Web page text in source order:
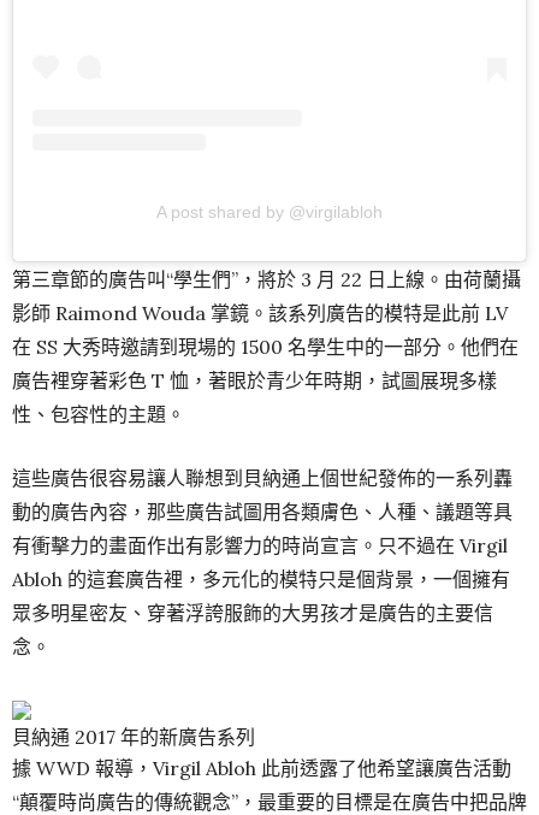
A post shared by @virgilabloh
第三章節的廣告叫“學生們”，將於 3 月 22 日上線。由荷蘭攝
影師 Raimond Wouda 掌鏡。該系列廣告的模特是此前 LV
在 SS 大秀時邀請到現場的 1500 名學生中的一部分。他們在
廣告裡穿著彩色 T 恤，著眼於青少年時期，試圖展現多樣
性、包容性的主題。
這些廣告很容易讓人聯想到貝納通上個世紀發佈的一系列轟
動的廣告內容，那些廣告試圖用各類膚色、人種、議題等具
有衝擊力的畫面作出有影響力的時尚宣言。只不過在 Virgil
Abloh 的這套廣告裡，多元化的模特只是個背景，一個擁有
眾多明星密友、穿著浮誇服飾的大男孩才是廣告的主要信
念。
貝納通 2017 年的新廣告系列
據 WWD 報導，Virgil Abloh 此前透露了他希望讓廣告活動
“顛覆時尚廣告的傳統觀念”，最重要的目標是在廣告中把品牌